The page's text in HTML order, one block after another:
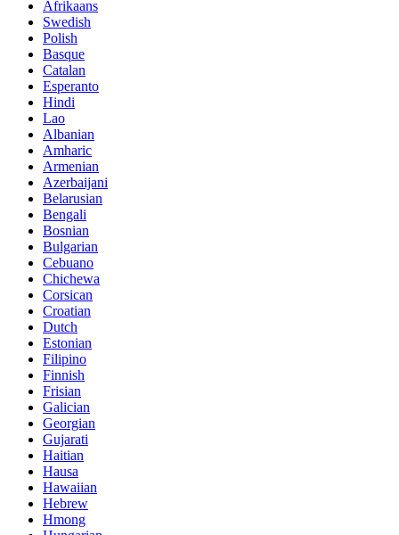
Afrikaans
Swedish
Polish
Basque
Catalan
Esperanto
Hindi
Lao
Albanian
Amharic
Armenian
Azerbaijani
Belarusian
Bengali
Bosnian
Bulgarian
Cebuano
Chichewa
Corsican
Croatian
Dutch
Estonian
Filipino
Finnish
Frisian
Galician
Georgian
Gujarati
Haitian
Hausa
Hawaiian
Hebrew
Hmong